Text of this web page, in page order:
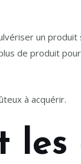
un produit
de produit
à acquérir.
les